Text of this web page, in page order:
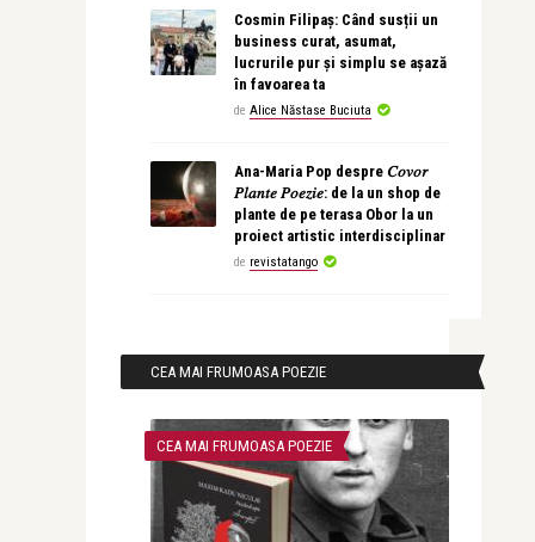
Cosmin Filipaș: Când susții un
business curat, asumat,
lucrurile pur și simplu se așază
în favoarea ta
de Alice Năstase Buciuta
Ana-Maria Pop despre 𝐶𝑜𝑣𝑜𝑟
𝑃𝑙𝑎𝑛𝑡𝑒 𝑃𝑜𝑒𝑧𝑖𝑒: de la un shop de
plante de pe terasa Obor la un
proiect artistic interdisciplinar
de revistatango
CEA MAI FRUMOASA POEZIE
CEA MAI FRUMOASA POEZIE